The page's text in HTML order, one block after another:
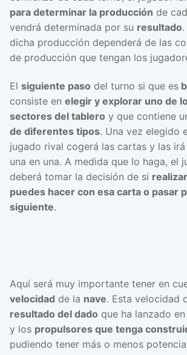
para determinar la producción de
vendrá determinada por su resultado
dicha producción dependerá de las
de producción que tengan los
El siguiente paso del turno si que es
consiste en elegir y explorar uno de
sectores del tablero y que contiene
de diferentes tipos. Una vez elegido
jugado rival cogerá las cartas y las irá
una en una. A medida que lo haga, el
deberá tomar la decisión de si
puedes hacer con esa carta o pasar
siguiente.
Aquí será muy importante tener en
velocidad de la nave. Esta velocidad
resultado del dado que ha lanzado
y los propulsores que tenga
pudiendo tener más o menos